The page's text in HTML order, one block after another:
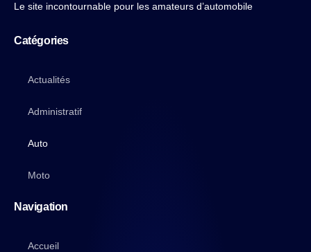
Le site incontournable pour les amateurs d’automobile
Catégories
Actualités
Administratif
Auto
Moto
Navigation
Accueil